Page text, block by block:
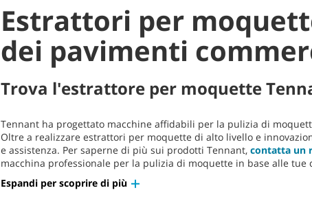
Estrattori per
dei pavimenti
Trova l'estrattore per moquette
Tennant ha progettato macchine affidabili per la pulizia di
Oltre a realizzare estrattori per moquette di alto livello e
e assistenza. Per saperne di più sui prodotti Tennant, contatta un
macchina professionale per la pulizia di moquette in base alle tue
Espandi per scoprire di più